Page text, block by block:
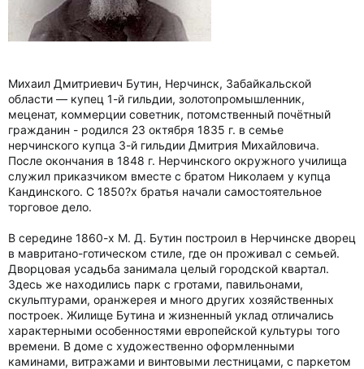
Михаил Дмитриевич Бутин, Нерчинск, Забайкальской
области — купец 1-й гильдии, золотопромышленник,
меценат, коммерции советник, потомственный почётный
гражданин - родился 23 октября 1835 г. в семье
нерчинского купца 3-й гильдии Дмитрия Михайловича.
После окончания в 1848 г. Нерчинского окружного училища
служил приказчиком вместе с братом Николаем у купца
Кандинского. С 1850?х братья начали самостоятельное
торговое дело.
В середине 1860-х М. Д. Бутин построил в Нерчинске дворец
в мавритано-готическом стиле, где он проживал с семьей.
Дворцовая усадьба занимала целый городской квартал.
Здесь же находились парк с гротами, павильонами,
скульптурами, оранжерея и много других хозяйственных
построек. Жилище Бутина и жизненный уклад отличались
характерными особенностями европейской культуры того
времени. В доме с художественно оформленными
каминами, витражами и винтовыми лестницами, с паркетом